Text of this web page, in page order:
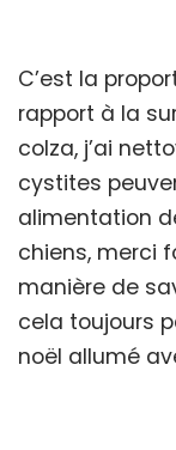
C’est la
rapport à la
colza, j’ai
cystites
alimentation
chiens, merci
manière de
cela toujours
noël allumé